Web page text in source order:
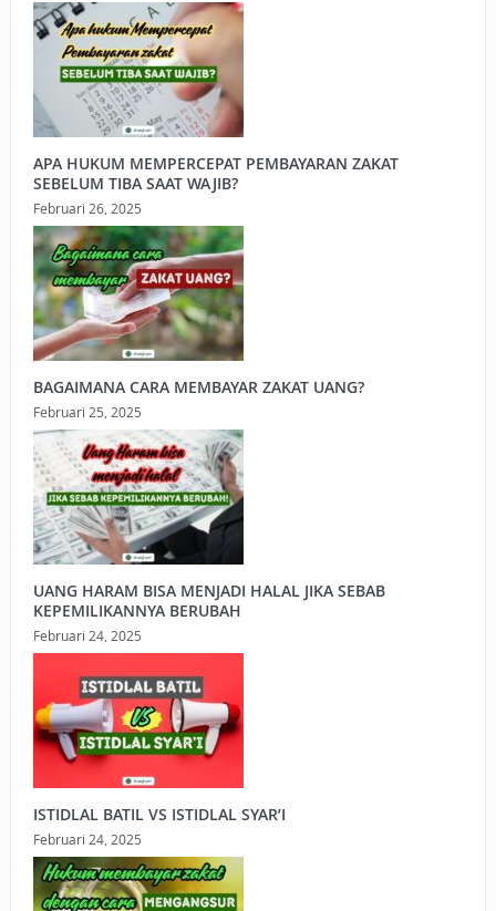
APA HUKUM MEMPERCEPAT PEMBAYARAN ZAKAT
SEBELUM TIBA SAAT WAJIB?
Februari 26, 2025
BAGAIMANA CARA MEMBAYAR ZAKAT UANG?
Februari 25, 2025
UANG HARAM BISA MENJADI HALAL JIKA SEBAB
KEPEMILIKANNYA BERUBAH
Februari 24, 2025
ISTIDLAL BATIL VS ISTIDLAL SYAR’I
Februari 24, 2025